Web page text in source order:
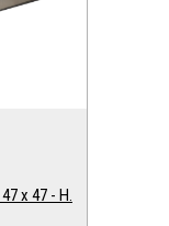
x 47 - H.